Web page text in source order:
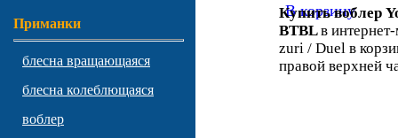
Приманки
блесна вращающаяся
блесна колеблющаяся
воблер
В корзину
Купить воблер
BTBLв
zuri / Duel в
правой верхней